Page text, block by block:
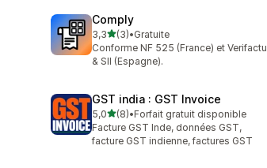
Comply
3,3étoile(s) sur 5
(3)
3 avis au total
•Gratuite
Conforme NF 525 (France) et Verifactu
& SII (Espagne).
GST india : GST Invoice
5,0étoile(s) sur 5
(8)
8 avis au total
•Forfait gratuit disponible
Facture GST Inde, données GST,
facture GST indienne, factures GST